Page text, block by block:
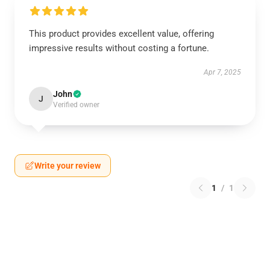
This product provides excellent value, offering
impressive results without costing a fortune.
Apr 7, 2025
J John
Verified owner
Write your review
1 / 1